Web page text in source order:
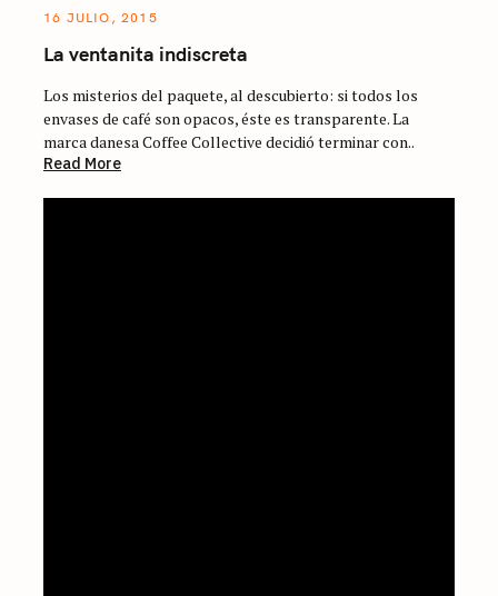
16 JULIO, 2015
La ventanita indiscreta
Los misterios del paquete, al descubierto: si todos los
envases de café son opacos, éste es transparente. La
marca danesa Coffee Collective decidió terminar con..
Read More